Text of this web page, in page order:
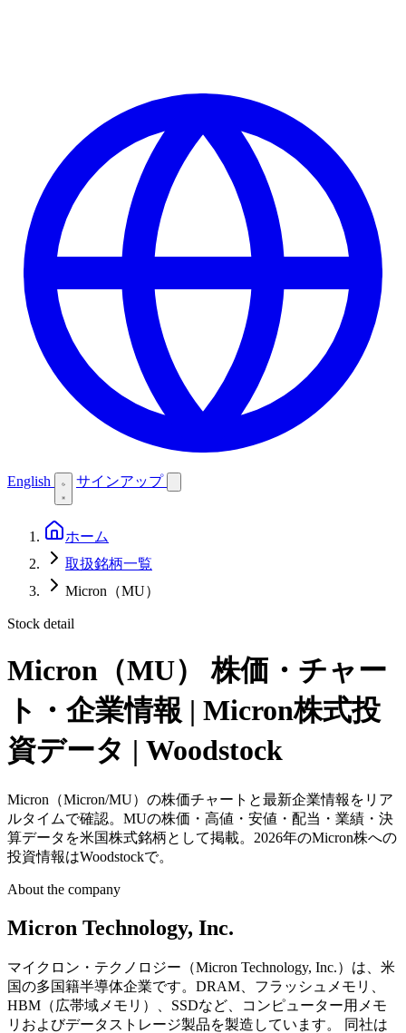
English サインアップ
ホーム
取扱銘柄一覧
Micron（MU）
Stock detail
Micron（MU）
株価・チャー
ト・企業情報 | Micron株式投
資データ | Woodstock
Micron（Micron/MU）の株価チャートと最新企業情報をリア
ルタイムで確認。MUの株価・高値・安値・配当・業績・決
算データを米国株式銘柄として掲載。2026年のMicron株への
投資情報はWoodstockで。
About the company
Micron Technology, Inc.
マイクロン・テクノロジー（Micron Technology, Inc.）は、米
国の多国籍半導体企業です。DRAM、フラッシュメモリ、
HBM（広帯域メモリ）、SSDなど、コンピューター用メモ
リおよびデータストレージ製品を製造しています。 同社は